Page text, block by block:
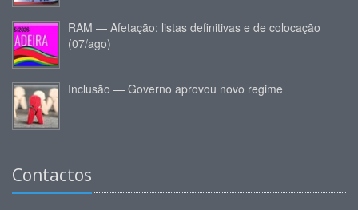
RAM — Afetação: listas definitivas e de colocação
(07/ago)
Inclusão — Governo aprovou novo regime
Contactos